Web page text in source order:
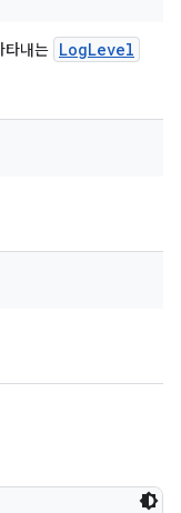
타내는 LogLevel